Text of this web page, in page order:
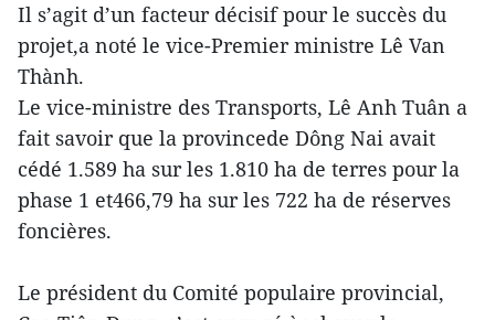
Il s’agit d’un facteur décisif pour le succès du
projet,a noté le vice-Premier ministre Lê Van
Thành.
Le vice-ministre des Transports, Lê Anh Tuân a
fait savoir que la provincede Dông Nai avait
cédé 1.589 ha sur les 1.810 ha de terres pour la
phase 1 et466,79 ha sur les 722 ha de réserves
foncières.
Le président du Comité populaire provincial,